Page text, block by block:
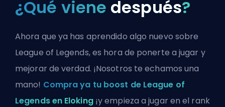
¿Qué viene después?
Ahora que ya has aprendido algo nuevo sobre
League of Legends, es hora de ponerte a jugar y
mejorar de verdad. ¡Nosotros te echamos una
mano! Compra ya tu boost de League of
Legends en Eloking¡y empieza a jugar en el rank